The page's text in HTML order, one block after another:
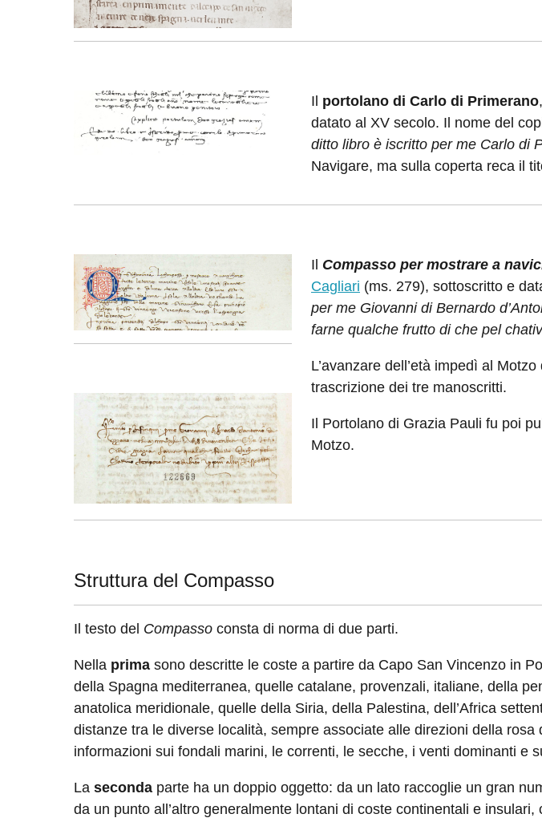
Image: Il portolano di Carlo di Primerano
datato al XV secolo. Il nome del
ditto libro è iscritto per me Carlo di
Navigare, ma sulla coperta reca il
Image:
Image:
Il Compasso per mostrare a
Cagliari (ms. 279), sottoscritto e
per me Giovanni di Bernardo
farne qualche frutto di che pel
L’avanzare dell’età impedì al
trascrizione dei tre manoscritti.
Il Portolano di Grazia Pauli fu poi
Motzo.
Struttura del Compasso
Il testo del Compasso consta di norma di due parti.
Nella prima sono descritte le coste a partire da Capo San Vincenzo in
della Spagna mediterranea, quelle catalane, provenzali, italiane, della
anatolica meridionale, quelle della Siria, della Palestina, dell’Africa
distanze tra le diverse località, sempre associate alle direzioni della
informazioni sui fondali marini, le correnti, le secche, i venti dominanti e
La seconda parte ha un doppio oggetto: da un lato raccoglie un gran
da un punto all’altro generalmente lontani di coste continentali e